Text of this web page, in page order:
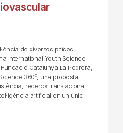
de diversos països,
International Youth Science
Catalunya La Pedrera,
360º, una proposta
recerca translacional,
artificial en un únic